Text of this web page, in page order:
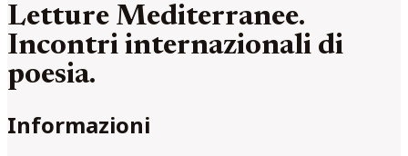
Letture Mediterranee.
Incontri internazionali di
poesia.
Informazioni